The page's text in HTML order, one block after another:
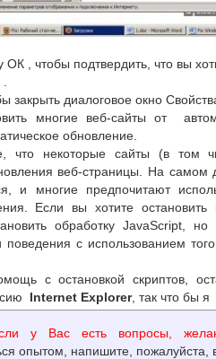
ОК , чтобы подтвердить, что вы
закрыть диалоговое окно
многие веб-сайты от
обновление.
что некоторые сайты (в том
веб-страницы. На самом
и многие предпочитают
Если вы хотите
обработку JavaScript,
поведения с использованием
с остановкой скриптов,
Internet Explorer, так что бы я
у Вас есть вопросы,
опытом, напишите, пожалуйста,